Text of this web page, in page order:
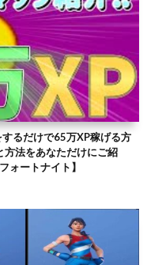
るだけで65万XP稼げる方
法をあなただけにご紹
ートナイト】